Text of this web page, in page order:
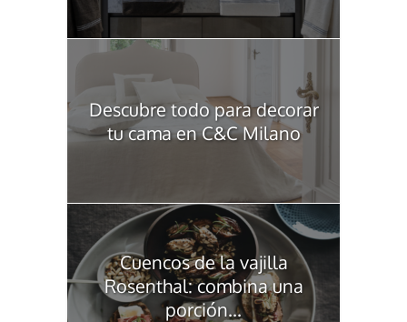
Descubre todo para decorar
tu cama en C&C Milano
Cuencos de la vajilla
Rosenthal: combina una
porción...